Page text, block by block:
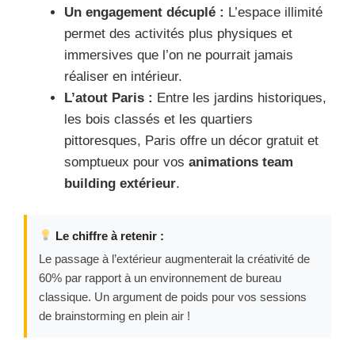
Un engagement décuplé : L’espace illimité
permet des activités plus physiques et
immersives que l’on ne pourrait jamais
réaliser en intérieur.
L’atout Paris : Entre les jardins historiques,
les bois classés et les quartiers
pittoresques, Paris offre un décor gratuit et
somptueux pour vos animations team
building extérieur.
Le chiffre à retenir :
Le passage à l’extérieur augmenterait la créativité de
60% par rapport à un environnement de bureau
classique. Un argument de poids pour vos sessions
de brainstorming en plein air !